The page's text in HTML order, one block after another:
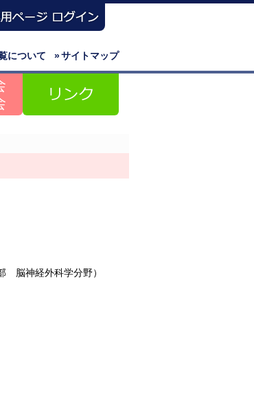
»サイトマップ
について
脳神経外科学分野）